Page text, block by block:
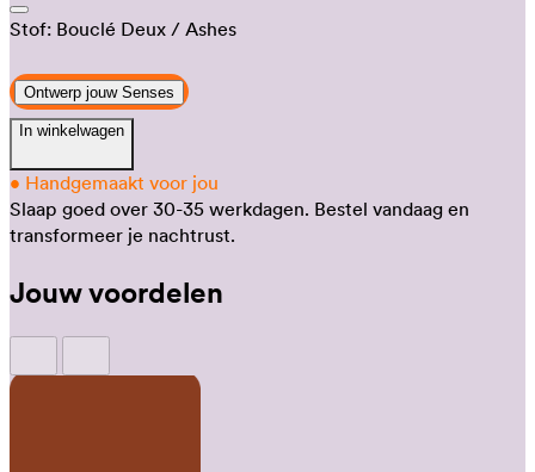
Stof: Bouclé Deux / Ashes
Ontwerp jouw Senses
In winkelwagen
• Handgemaakt voor jou
Slaap goed over 30-35 werkdagen. Bestel vandaag en
transformeer je nachtrust.
Jouw voordelen